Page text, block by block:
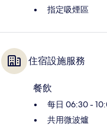
指定吸煙區
住宿設施服務
餐飲
每日 06:30 -
共用微波爐